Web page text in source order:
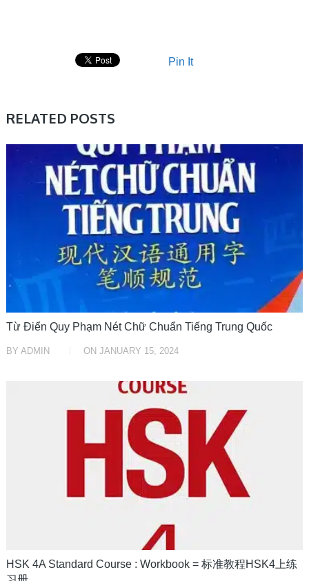
Pin It
RELATED POSTS
HỌC TRUNG TRUNG
Từ Điển Quy Phạm Nét Chữ Chuẩn Tiếng Trung Quốc
BY ADMIN ON JANUARY 15, 2024
HSK 4A Standard Course : Workbook = 标准教程HSK4上练